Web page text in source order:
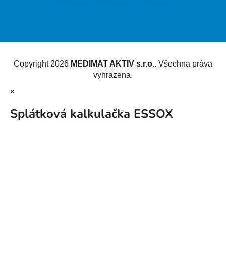
Copyright 2026 MEDIMAT AKTIV s.r.o.. Všechna práva
vyhrazena.
×
Splátková kalkulačka ESSOX